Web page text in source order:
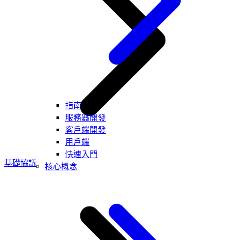
指南
服務器開發
客戶端開發
用戶端
快速入門
核心概念
基礎協議